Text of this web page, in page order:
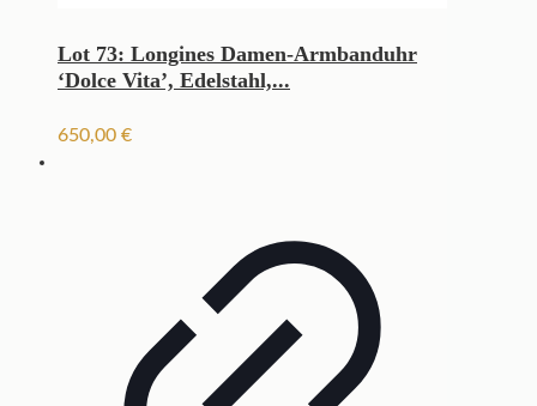
Lot 73: Longines Damen-Armbanduhr
‘Dolce Vita’, Edelstahl,...
650,00 €